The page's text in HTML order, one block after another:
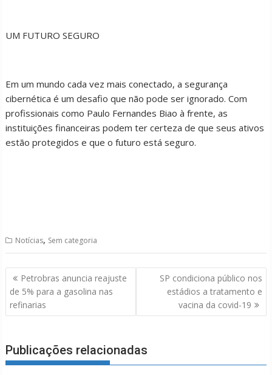
UM FUTURO SEGURO
Em um mundo cada vez mais conectado, a segurança
cibernética é um desafio que não pode ser ignorado. Com
profissionais como Paulo Fernandes Biao à frente, as
instituições financeiras podem ter certeza de que seus ativos
estão protegidos e que o futuro está seguro.
Notícias, Sem categoria
Navegação
de
Post
Petrobras anuncia reajuste
de 5% para a gasolina nas
refinarias
SP condiciona público nos
estádios a tratamento e
vacina da covid-19
Publicações relacionadas